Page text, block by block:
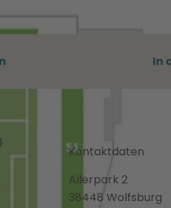
In
Kontaktdaten
Allerpark 2
38448 Wolfsburg